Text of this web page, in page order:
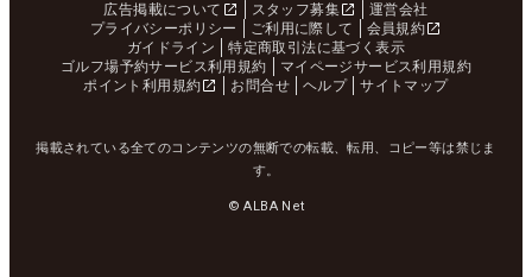
広告掲載について スタッフ募集
運営会社
プライバシーポリシー
ご利用に際して
会員規約
ガイドライン
特定商取引法に基づく表示
ゴルフ場予約サービス利用規約
マイページサービス利用規約
ポイント利用規約
お問合せ ヘルプ サイトマップ
掲載されている全てのコンテンツの無断での転載、転用、コピー等は禁じま
す。
© ALBA Net